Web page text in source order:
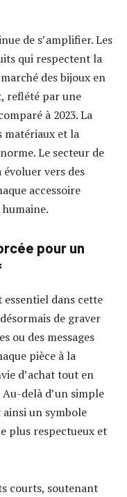
de s’amplifier. Les
qui respectent la
des bijoux en
reflété par une
à 2023. La
matériaux et la
Le secteur de
vers des
accessoire
pour un
dans cette
de graver
ou des messages
pièce à la
d’achat tout en
delà d’un simple
ainsi un symbole
plus respectueux et
courts, soutenant